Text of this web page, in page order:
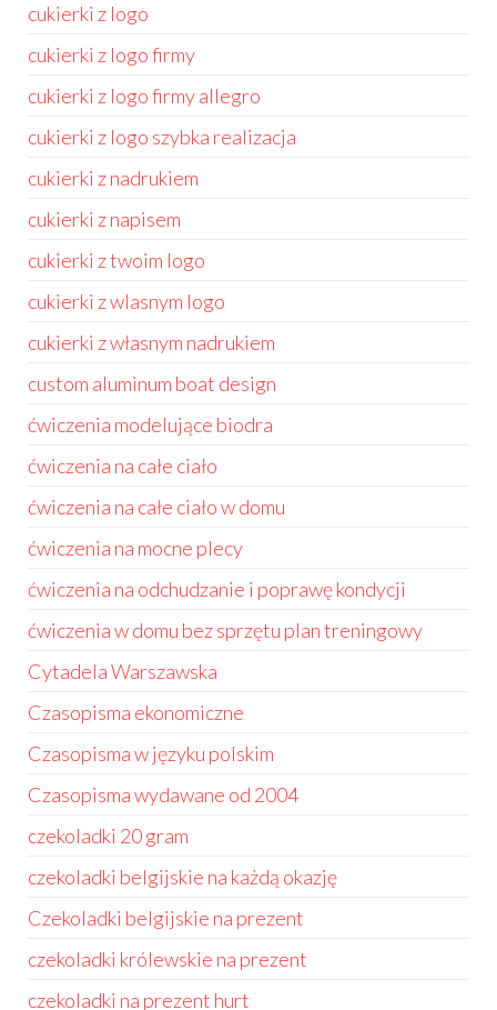
cukierki z logo
cukierki z logo firmy
cukierki z logo firmy allegro
cukierki z logo szybka realizacja
cukierki z nadrukiem
cukierki z napisem
cukierki z twoim logo
cukierki z wlasnym logo
cukierki z własnym nadrukiem
custom aluminum boat design
ćwiczenia modelujące biodra
ćwiczenia na całe ciało
ćwiczenia na całe ciało w domu
ćwiczenia na mocne plecy
ćwiczenia na odchudzanie i poprawę kondycji
ćwiczenia w domu bez sprzętu plan treningowy
Cytadela Warszawska
Czasopisma ekonomiczne
Czasopisma w języku polskim
Czasopisma wydawane od 2004
czekoladki 20 gram
czekoladki belgijskie na każdą okazję
Czekoladki belgijskie na prezent
czekoladki królewskie na prezent
czekoladki na prezent hurt